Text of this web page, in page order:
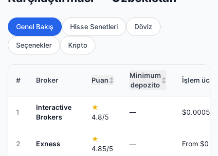
Genel Bakış Hisse Senetleri Döviz
Seçenekler Kripto
# Broker Puan ↕
Minimum
depozito
↕ İşlem
1
Interactive
Brokers
★
4.8/5
—
2 Exness
★
4.85/5
— From $0